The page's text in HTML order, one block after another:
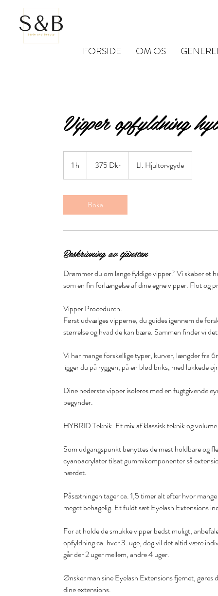
FORSIDE OM OS
Vipper opfyldning
1 h
kronor375 Dkr Ll. Hjultorvgyde
Boka
Beskrivning av tjänsten
Drømmer du om lange fyldige vipper? Vi skaber et
som en fin forlængelse af dine egne vipper. Flot og
Vipper Proceduren:
Først udvælges vipperne, du guides igennem de
størrelse og hvad de kan bære. Sammen finder vi
Vi har mange forskellige typer, kurver, længder fra
ligger du på ryggen, på en blød briks, med lukkede
Dine nederste vipper isoleres med en fugtgivende
begynder.
HYBRID Teknik: Et mix af klassisk teknik og
Som udgangspunkt benyttes de mest holdbare og
cyanoacrylater tilsat gummikomponenter så
hærdet.
Påsætningen tager ca. 1,5 timer alt efter hvor
meget behagelig. Et fuldt sæt Eyelash Extensions
For at holde de smukke vipper bedst muligt,
opfyldning ca. hver 3. uge, dog vil det altid være
går der 2 uger mellem, andre 4 uger.
Ønsker man sine Eyelash Extensions fjernet, gøres
dine extensions.